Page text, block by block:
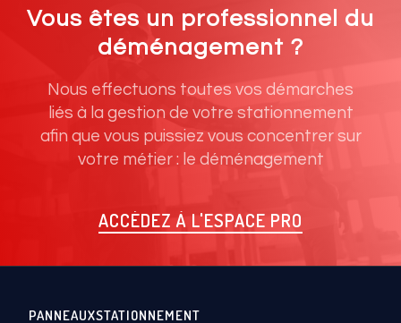
Vous êtes un professionnel du
déménagement ?
Nous effectuons toutes vos démarches
liés à la gestion de votre stationnement
afin que vous puissiez vous concentrer sur
votre métier : le déménagement
ACCÉDEZ À L'ESPACE PRO
PANNEAUXSTATIONNEMENT